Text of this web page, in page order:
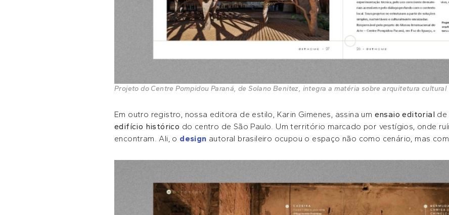
Projeto do Centre Pompidou Paraná, de Solano Benitez, integra a matéria sobre arquitetura cultural
Em outro registro, nossa editora de estilo, Karin Gimenes, assina um ensaio editorial de
edifício histórico do centro de São Paulo. Um território marcado por vestígios, onde
encontram. Ali, o design autoral brasileiro ocupou o espaço não como cenário, mas